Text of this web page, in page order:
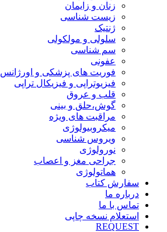
زنان و زایمان
زیست شناسی
ژنتیک
سلولی و مولکولی
سم شناسی
عفونی
فوریت های پزشکی و اورژانس
فیزیوتراپی و فیزیکال تراپی
قلب و عروق
گوش،حلق و بینی
مراقبت های ویژه
میکروبیولوژی
ویروس شناسی
نورولوژی
جراحی مغز و اعصاب
هماتولوژی
سفارش کتاب
درباره ما
تماس با ما
استعلام نسخه چاپی
REQUEST